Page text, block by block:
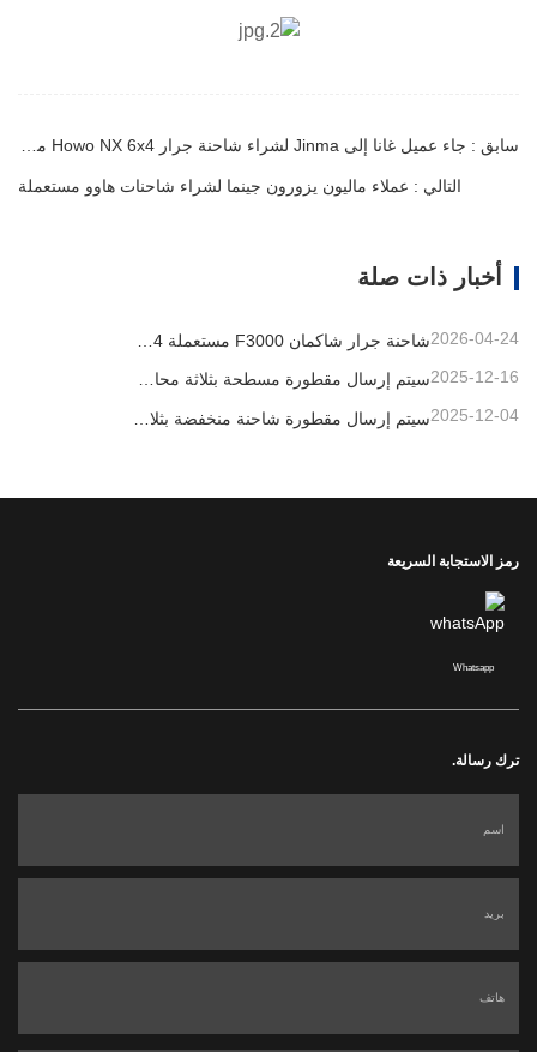
التالي : عملاء ماليون يزورون جينما لشراء شاحنات هاوو مستعملة
أخبار ذات صلة
2026-04-24
سيتم إرسال مقطورة مسطحة بثلاثة محاور بطول 40 قدمًا إلى غانا 2025-12-16
2025-12-04
رمز الاستجابة السريعة
Whatsapp
ترك رسالة.